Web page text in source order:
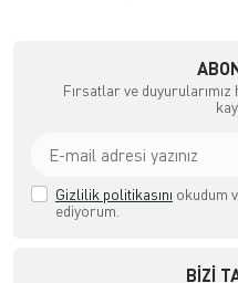
Fırsatlar ve
Gizlilik politikasını okudum
ediyorum.
BIZI